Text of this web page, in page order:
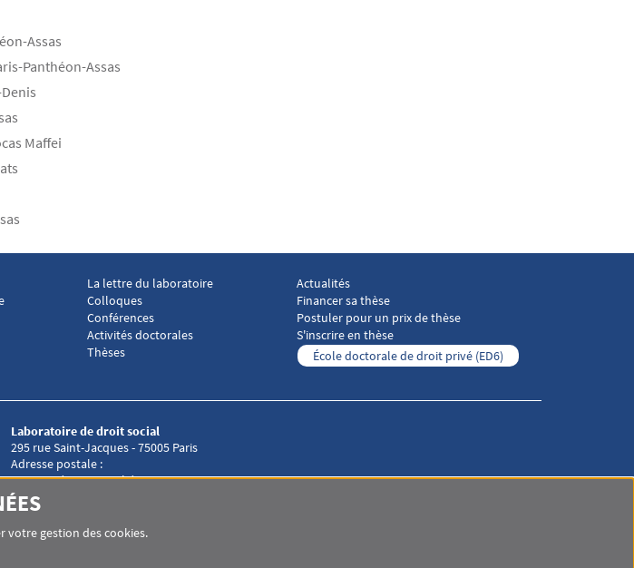
Assas
Panthéon-Assas
Maffei
social 2 Menu footer Laboratoire droit social 3
La lettre du laboratoire
Colloques
Conférences
Activités doctorales
Thèses
Menu footer Laboratoire droit social 4
Actualités
Financer sa thèse
Postuler pour un prix de thèse
S'inscrire en thèse
École doctorale de droit privé (ED6)
Laboratoire de droit social
295 rue Saint-Jacques - 75005 Paris
Adresse postale :
Université Paris-Panthéon-Assas
12 place du Panthéon
75231 PARIS CEDEX 05
Tél. :+33 (0)1 53 63 53 31
votre gestion des cookies.